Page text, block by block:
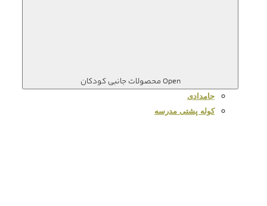
Open محصولات جانبی کودکان
جامدادی
کوله پشتی مدرسه